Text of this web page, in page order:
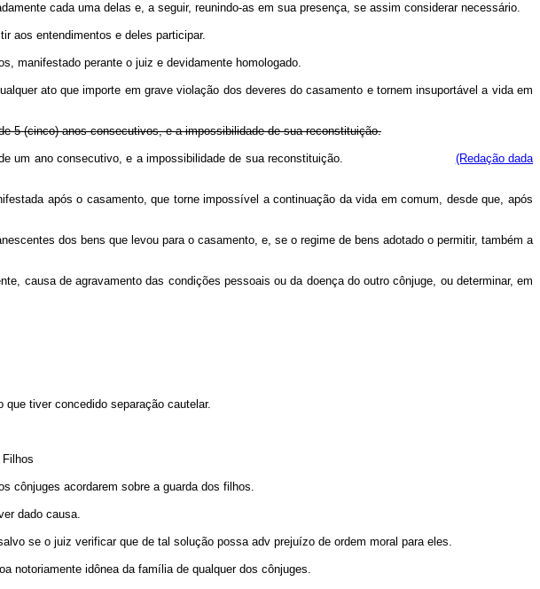
cada uma delas e, a seguir, reunindo-as em sua presença, se assim considerar necessário.
aos entendimentos e deles participar.
manifestado perante o juiz e devidamente homologado.
ato que importe em grave violação dos deveres do casamento e tornem insuportável a vida em
5 (cinco) anos consecutivos, e a impossibilidade de sua reconstituição.
há mais de um ano consecutivo, e a impossibilidade de sua reconstituição. (Redação dada
após o casamento, que torne impossível a continuação da vida em comum, desde que, após
dos bens que levou para o casamento, e, se o regime de bens adotado o permitir, também a
causa de agravamento das condições pessoais ou da doença do outro cônjuge, ou determinar, em
tiver concedido separação cautelar.
cônjuges acordarem sobre a guarda dos filhos.
dado causa.
se o juiz verificar que de tal solução possa adv prejuízo de ordem moral para eles.
notoriamente idônea da família de qualquer dos cônjuges.